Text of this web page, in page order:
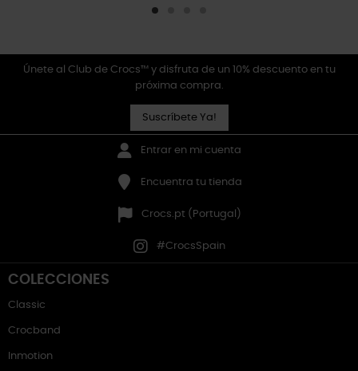
Únete al Club de Crocs™ y disfruta de un 10% descuento en tu
próxima compra.
Suscríbete Ya!
Entrar en mi cuenta
Encuentra tu tienda
Crocs.pt (Portugal)
#CrocsSpain
COLECCIONES
Classic
Crocband
Inmotion